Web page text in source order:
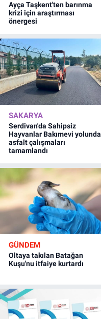
Ayça Taşkent'ten barınma
krizi için araştırması
önergesi
SAKARYA
Serdivan'da Sahipsiz
Hayvanlar Bakımevi yolunda
asfalt çalışmaları
tamamlandı
GÜNDEM
Oltaya takılan Batağan
Kuşu'nu itfaiye kurtardı